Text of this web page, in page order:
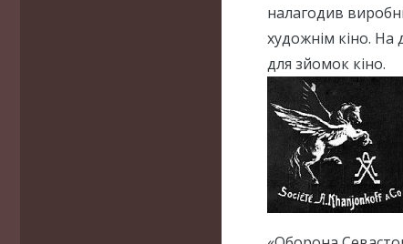
налагодив
художнім кіно. На
для зйомок кіно.